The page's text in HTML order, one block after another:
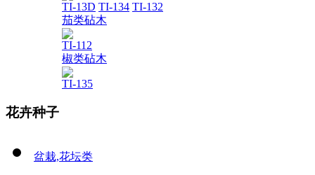
TI-13D TI-134 TI-132
茄类砧木
TI-112
椒类砧木
TI-135
花卉种子
盆栽,花坛类